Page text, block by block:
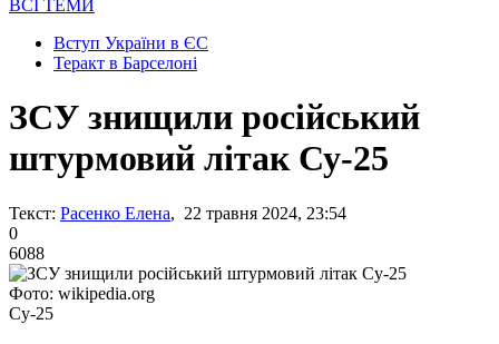
ВСІ ТЕМИ
Вступ України в ЄС
Теракт в Барселоні
ЗСУ знищили російський
штурмовий літак Су-25
Текст: Расенко Елена, 22 травня 2024, 23:54
0
6088
Фото: wikipedia.org
Су-25